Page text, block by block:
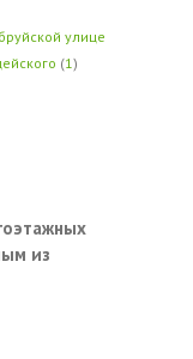
улице
(1)
из